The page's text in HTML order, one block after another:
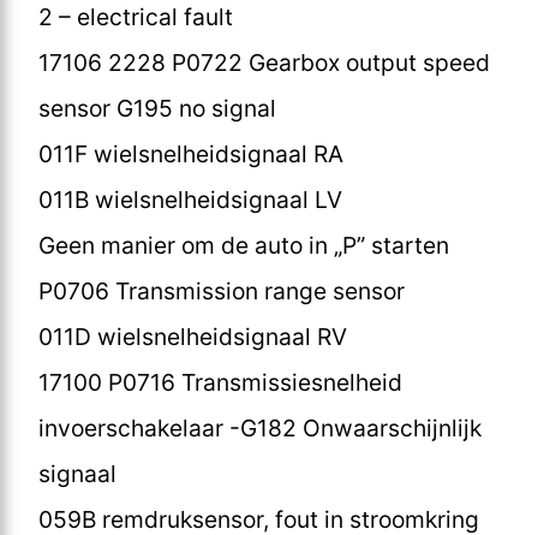
2 – electrical fault
17106 2228 P0722 Gearbox output speed
sensor G195 no signal
011F wielsnelheidsignaal RA
011B wielsnelheidsignaal LV
Geen manier om de auto in „P” starten
P0706 Transmission range sensor
011D wielsnelheidsignaal RV
17100 P0716 Transmissiesnelheid
invoerschakelaar -G182 Onwaarschijnlijk
signaal
059B remdruksensor, fout in stroomkring